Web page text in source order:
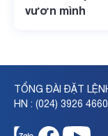
vươn mình
TỔNG ĐÀI ĐẶT
HN : (024) 3926